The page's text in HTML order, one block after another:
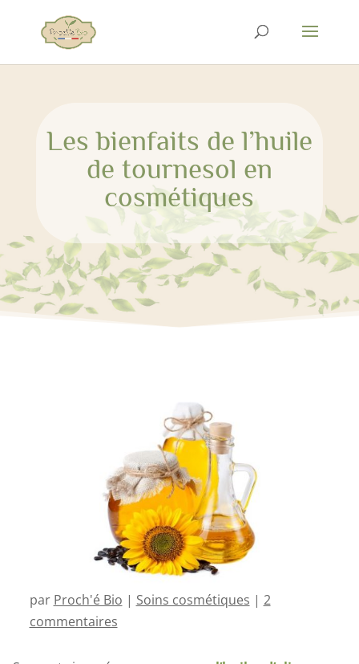
Les bienfaits de l’huile
de tournesol en
cosmétiques
par Proch'é Bio | Soins cosmétiques | 2
commentaires